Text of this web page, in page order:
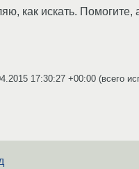
как искать. Помогите,
17:30:27 +00:00 (всего